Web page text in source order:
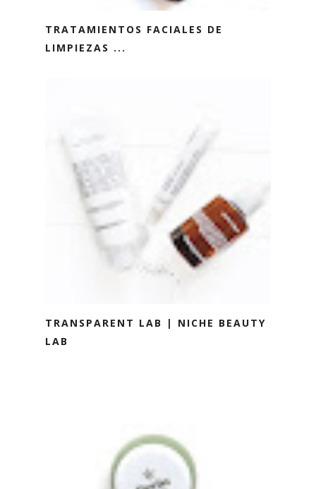
TRATAMIENTOS FACIALES DE
LIMPIEZAS ...
TRANSPARENT LAB | NICHE BEAUTY
LAB